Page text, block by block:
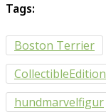
Tags:
Boston Terrier
CollectibleEdition
hundmarvelfigur